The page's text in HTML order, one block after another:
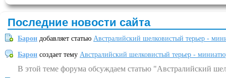
Последние новости сайта
Барон добавляет статью Австралийский шелковистый терьер -
Барон создает тему Австралийский шелковистый терьер -
В этой теме форума обсуждаем статью "Австралийский